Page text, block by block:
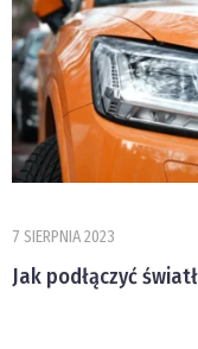
7 SIERPNIA 2023
Jak podłączyć